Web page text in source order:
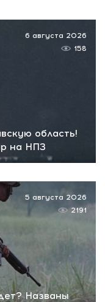
область!
на НПЗ
6 августа 2026
158
Названы
5 августа 2026
2191